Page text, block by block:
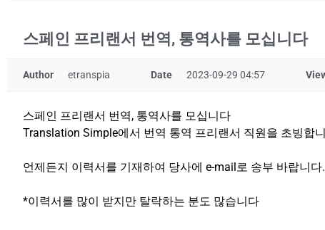
스페인 프리랜서 번역, 통역사를 모십니다
Author etranspia Date 2023-09-29 04:57
스페인 프리랜서 번역, 통역사를 모십니다
Translation Simple에서 번역 통역 프리랜서 직원을 초빙합
언제든지 이력서를 기재하여 당사에 e-mail로 송부 바랍니다.
*이력서를 많이 받지만 탈락하는 분도 많습니다